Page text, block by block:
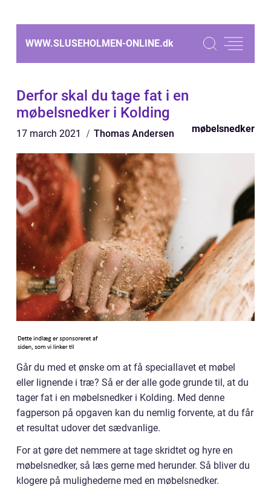
WWW.SLUSEHOLMEN-ONLINE.dk
Derfor skal du tage fat i en
møbelsnedker i Kolding
17 march 2021 Thomas Andersen møbelsnedker
Går du med et ønske om at få speciallavet et møbel
eller lignende i træ? Så er der alle gode grunde til, at du
tager fat i en møbelsnedker i Kolding. Med denne
fagperson på opgaven kan du nemlig forvente, at du får
et resultat udover det sædvanlige.
For at gøre det nemmere at tage skridtet og hyre en
møbelsnedker, så læs gerne med herunder. Så bliver du
klogere på mulighederne med en møbelsnedker.